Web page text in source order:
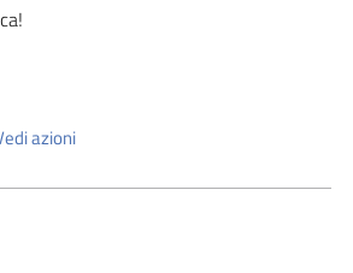
azioni